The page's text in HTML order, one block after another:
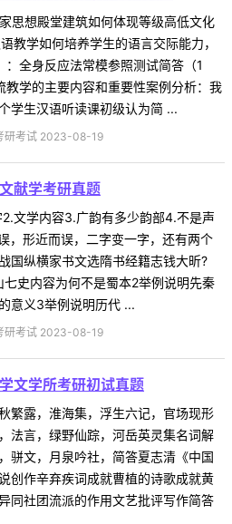
思想殿堂建筑如何体现等级高低文化
教学如何培养学生的语言交际能力，
全身反应法常模参照测试简答（1
学的主要内容和重要性案例分析：我
学生汉语听读课初级认为简 ...
研考试 2023-08-19
献学考研真题
文学内容3.广韵有多少韵部4.不是声
，形近而误，二字变一字，还有两个
国纵横家书文选隋书经籍志钱大昕?
史内容为何不是蜀本2举例说明先秦
意义3举例说明历代 ...
研考试 2023-08-19
文学所考研初试真题
繁露，淮海集，浮生六记，官场现形
法言，绿野仙踪，河岳英灵集名词解
骈文，月泉吟社，简答夏志清《中国
创作辛弃疾词成就曹植的诗歌成就黄
同社团流派的作用文艺批评写作简答